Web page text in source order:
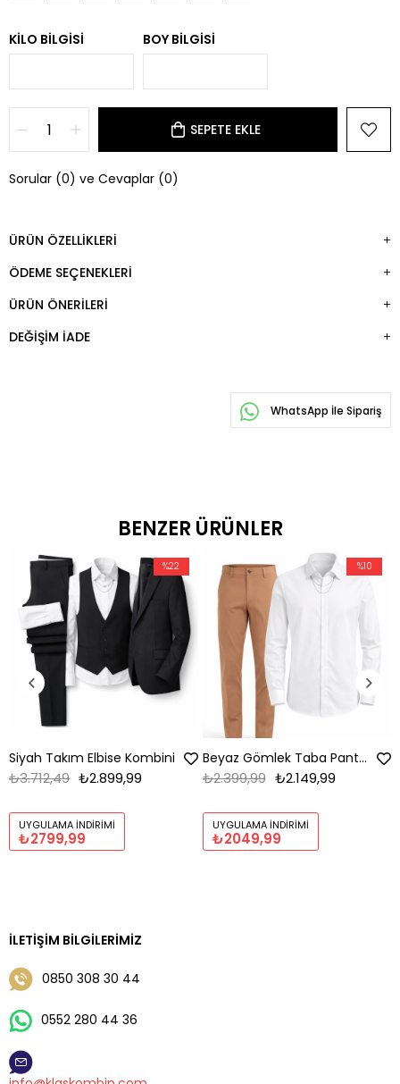
KILO BILGISI BOY BILGISI
Sorular (0) ve Cevaplar (0)
ÜRÜN ÖZELLIKLERI
ÖDEME SEÇENEKLERI
ÜRÜN ÖNERILERI
DEĞIŞIM İADE
WhatsApp İle Sipariş
BENZER ÜRÜNLER
Siyah Takım Elbise Kombini
₺2.899,99
₺3.712,49
UYGULAMA İNDIRIMI
₺2799,99
%22
Beyaz Gömlek Taba Pantolon Kombin
₺2.149,99
₺2.399,99
UYGULAMA İNDIRIMI
₺2049,99
%10
İLETIŞIM BILGILERIMIZ
0850 308 30 44
0552 280 44 36